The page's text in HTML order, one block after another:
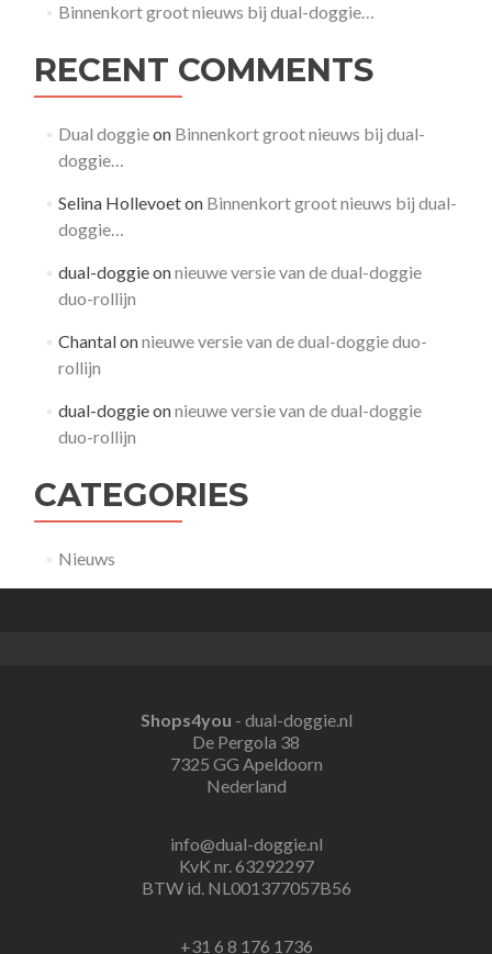
Binnenkort groot nieuws bij dual-doggie…
RECENT COMMENTS
Dual doggieon Binnenkort groot nieuws bij dual-
doggie…
Selina Hollevoeton Binnenkort groot nieuws bij dual-
doggie…
dual-doggieonnieuwe versie van de dual-doggie
duo-rollijn
Chantalonnieuwe versie van de dual-doggie duo-
rollijn
dual-doggieonnieuwe versie van de dual-doggie
duo-rollijn
CATEGORIES
Nieuws
Shops4you - dual-doggie.nl
De Pergola 38
7325 GG Apeldoorn
Nederland
info@dual-doggie.nl
KvK nr. 63292297
BTW id. NL001377057B56
+31 6 8 176 1736